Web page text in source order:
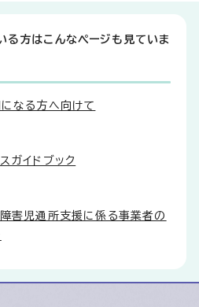
る方はこんなページも見ていま
なる方へ向けて
ガイドブック
害児通所支援に係る事業者の